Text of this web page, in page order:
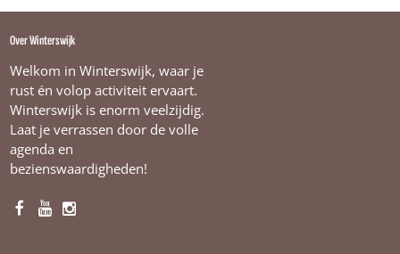
Over Winterswijk
Welkom in Winterswijk, waar je
rust én volop activiteit ervaart.
Winterswijk is enorm veelzijdig.
Laat je verrassen door de volle
agenda en
bezienswaardigheden!
F
Y
I